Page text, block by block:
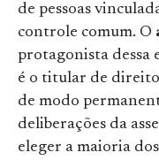
de pessoas
controle comum. O
protagonista dessa
é o titular de
de modo
deliberações da
eleger a maioria